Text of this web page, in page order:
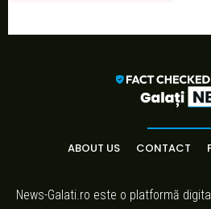
ABOUT US CONTACT
News-Galati.ro este o platformă